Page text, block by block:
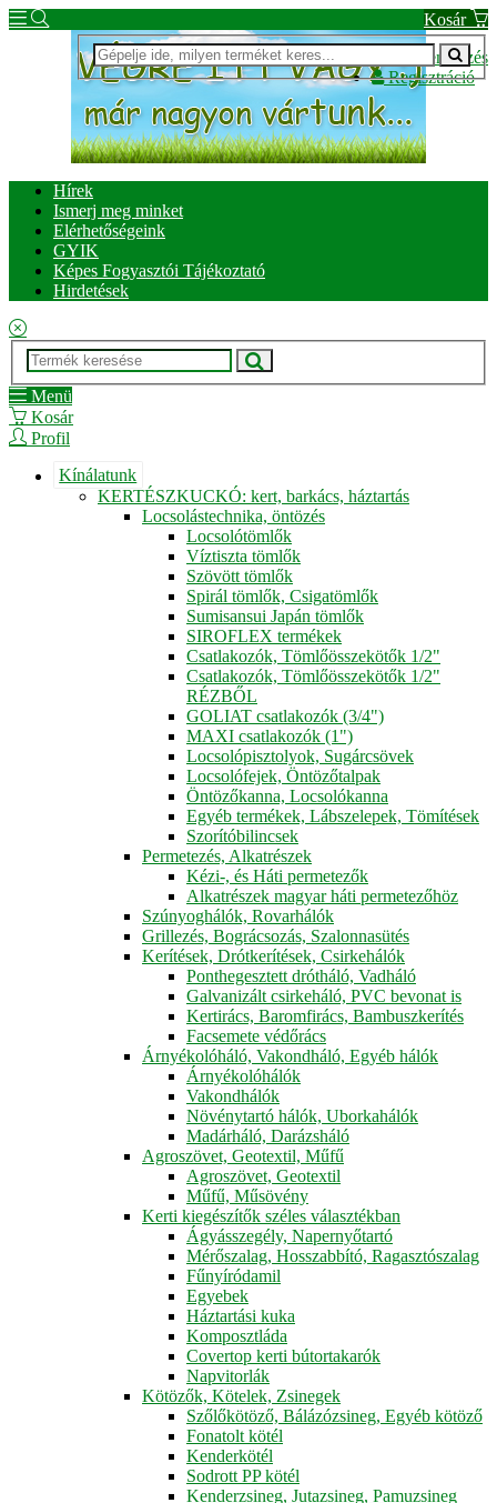
Kosár
Bejelentkezés
Regisztráció
Hírek
Ismerj meg minket
Elérhetőségeink
GYIK
Képes Fogyasztói Tájékoztató
Hirdetések
Menü
Kosár
Profil
Kínálatunk
KERTÉSZKUCKÓ: kert, barkács, háztartás
Locsolástechnika, öntözés
Locsolótömlők
Víztiszta tömlők
Szövött tömlők
Spirál tömlők, Csigatömlők
Sumisansui Japán tömlők
SIROFLEX termékek
Csatlakozók, Tömlőösszekötők 1/2"
Csatlakozók, Tömlőösszekötők 1/2"
RÉZBŐL
GOLIAT csatlakozók (3/4")
MAXI csatlakozók (1")
Locsolópisztolyok, Sugárcsövek
Locsolófejek, Öntözőtalpak
Öntözőkanna, Locsolókanna
Egyéb termékek, Lábszelepek, Tömítések
Szorítóbilincsek
Permetezés, Alkatrészek
Kézi-, és Háti permetezők
Alkatrészek magyar háti permetezőhöz
Szúnyoghálók, Rovarhálók
Grillezés, Bográcsozás, Szalonnasütés
Kerítések, Drótkerítések, Csirkehálók
Ponthegesztett drótháló, Vadháló
Galvanizált csirkeháló, PVC bevonat is
Kertirács, Baromfirács, Bambuszkerítés
Facsemete védőrács
Árnyékolóháló, Vakondháló, Egyéb hálók
Árnyékolóhálók
Vakondhálók
Növénytartó hálók, Uborkahálók
Madárháló, Darázsháló
Agroszövet, Geotextil, Műfű
Agroszövet, Geotextil
Műfű, Műsövény
Kerti kiegészítők széles választékban
Ágyásszegély, Napernyőtartó
Mérőszalag, Hosszabbító, Ragasztószalag
Fűnyíródamil
Egyebek
Háztartási kuka
Komposztláda
Covertop kerti bútortakarók
Napvitorlák
Kötözők, Kötelek, Zsinegek
Szőlőkötöző, Bálázózsineg, Egyéb kötöző
Fonatolt kötél
Kenderkötél
Sodrott PP kötél
Kenderzsineg, Jutazsineg, Pamuzsineg